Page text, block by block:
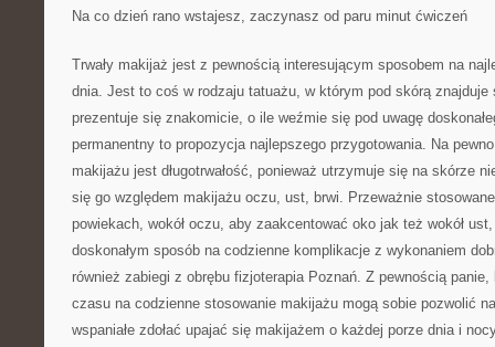
Na co dzień rano wstajesz, zaczynasz od paru minut ćwiczeń
Trwały makijaż jest z pewnością interesującym sposobem na
dnia. Jest to coś w rodzaju tatuażu, w którym pod skórą znajduje
prezentuje się znakomicie, o ile weźmie się pod uwagę
permanentny to propozycja najlepszego przygotowania. Na
makijażu jest długotrwałość, ponieważ utrzymuje się na skórze
się go względem makijażu oczu, ust, brwi. Przeważnie
powiekach, wokół oczu, aby zaakcentować oko jak też wokół
doskonałym sposób na codzienne komplikacje z wykonaniem
również zabiegi z obrębu fizjoterapia Poznań. Z pewnością
czasu na codzienne stosowanie makijażu mogą sobie pozwolić
wspaniałe zdołać upajać się makijażem o każdej porze dnia i